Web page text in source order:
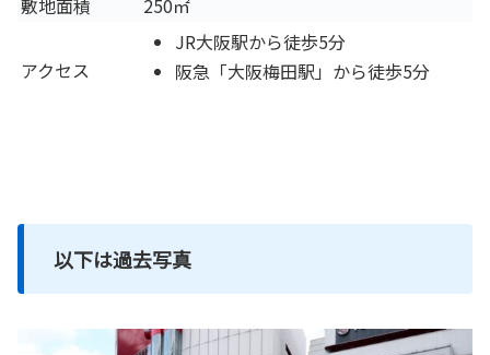
アクセス
JR大阪駅から徒歩5分
阪急「大阪梅田駅」から徒歩5分
以下は過去写真